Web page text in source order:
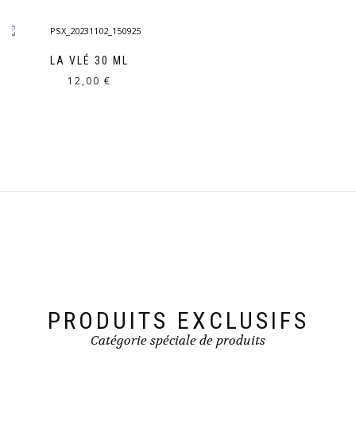
LA VLÉ 30 ML
12,00 €
PRODUITS EXCLUSIFS
Catégorie spéciale de produits